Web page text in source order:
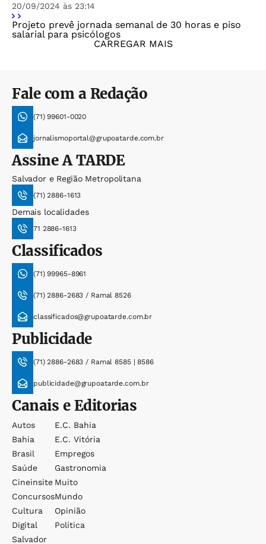
20/09/2024 às 23:14
Projeto prevê jornada semanal de 30 horas e piso
salarial para psicólogos
CARREGAR MAIS
Fale com a Redação
(71) 99601-0020
jornalismoportal@grupoatarde.com.br
AssineA TARDE
Salvador e Região Metropolitana
(71) 2886-1613
Demais localidades
71 2886-1613
Classificados
(71) 99965-8961
(71) 2886-2683 / Ramal 8526
classificados@grupoatarde.com.br
Publicidade
(71) 2886-2683 / Ramal 8585 | 8586
publicidade@grupoatarde.com.br
Canais e Editorias
Autos
Bahia
Brasil
Saúde
Cineinsite
Concursos
Cultura
Digital
Salvador
E.c. Bahia
E.c. Vitória
Empregos
Gastronomia
Muito
Mundo
Opinião
Política